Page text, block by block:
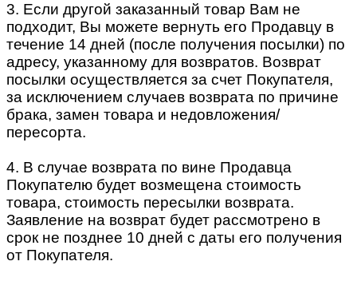
3. Если другой заказанный товар Вам не
подходит, Вы можете вернуть его Продавцу в
течение 14 дней (после получения посылки) по
адресу, указанному для возвратов. Возврат
посылки осуществляется за счет Покупателя,
за исключением случаев возврата по причине
брака, замен товара и недовложения/
пересорта.
4. В случае возврата по вине Продавца
Покупателю будет возмещена стоимость
товара, стоимость пересылки возврата.
Заявление на возврат будет рассмотрено в
срок не позднее 10 дней с даты его получения
от Покупателя.